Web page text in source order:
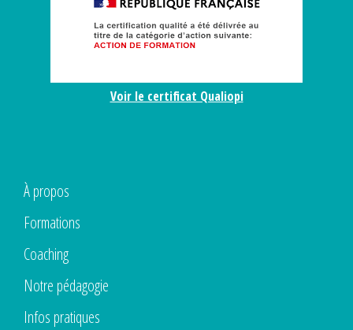
Voir le certificat Qualiopi
À propos
Formations
Coaching
Notre pédagogie
Infos pratiques